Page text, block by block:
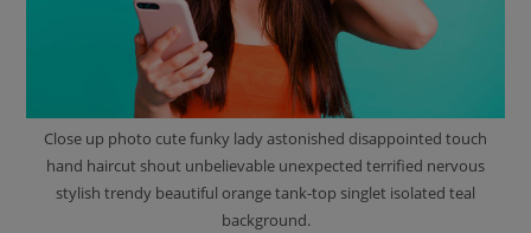
Close up photo cute funky lady astonished disappointed touch
hand haircut shout unbelievable unexpected terrified nervous
stylish trendy beautiful orange tank-top singlet isolated teal
background.